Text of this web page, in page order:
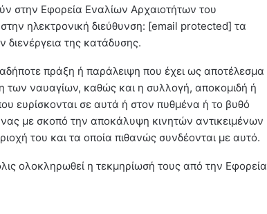
στην Εφορεία Εναλίων Αρχαιοτήτων του
ηλεκτρονική διεύθυνση: [email protected] τα
διενέργεια της κατάδυσης.
πράξη ή παράλειψη που έχει ως αποτέλεσμα
ναυαγίων, καθώς και η συλλογή, αποκομιδή ή
ευρίσκονται σε αυτά ή στον πυθμένα ή το βυθό
με σκοπό την αποκάλυψη κινητών αντικειμένων
του και τα οποία πιθανώς συνδέονται με αυτό.
ολοκληρωθεί η τεκμηρίωσή τους από την Εφορεία